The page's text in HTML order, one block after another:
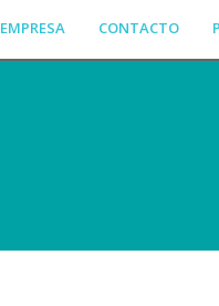
EMPRESA CONTACTO